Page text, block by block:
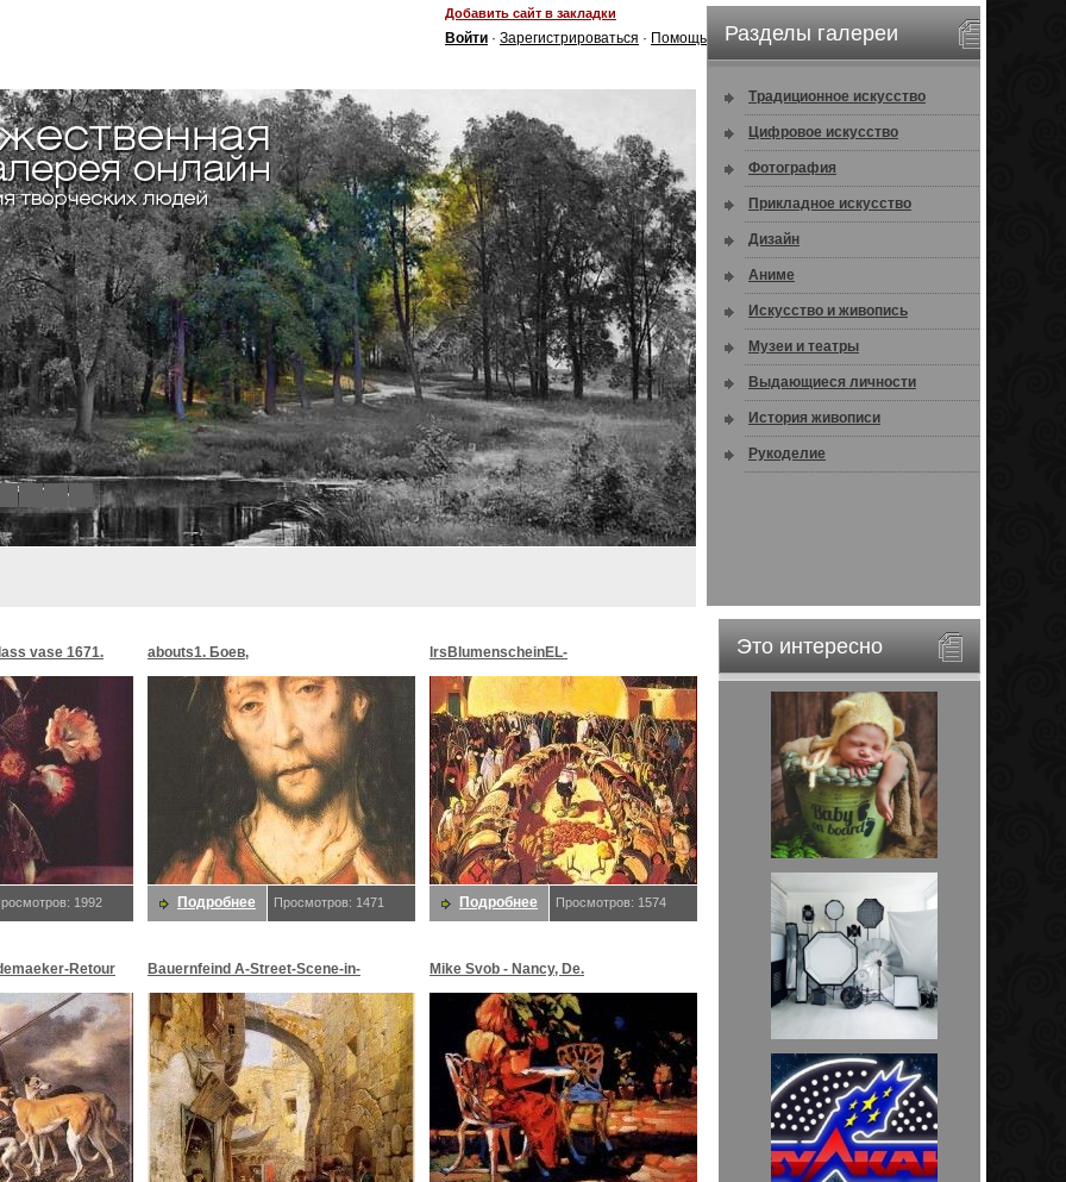
Добавить сайт в закладки
Войти · Зарегистрироваться · Помощь
8
Разделы галереи
Традиционное искусство
Цифровое искусство
Фотография
Прикладное искусство
Дизайн
Аниме
Искусство и живопись
Музеи и театры
Выдающиеся личности
История живописи
Рукоделие
Это интересно
vase 1671.
1992
abouts1. Боев,
Подробнее Просмотров: 1471
lrsBlumenscheinEL-
MoonMorningstar&EveStar.
Blumenschein,
Подробнее Просмотров: 1574
Retour Bauernfeind A-Street-Scene-in-
Jerusalem-sj. Bauernfeind,
Mike Svob - Nancy, De.